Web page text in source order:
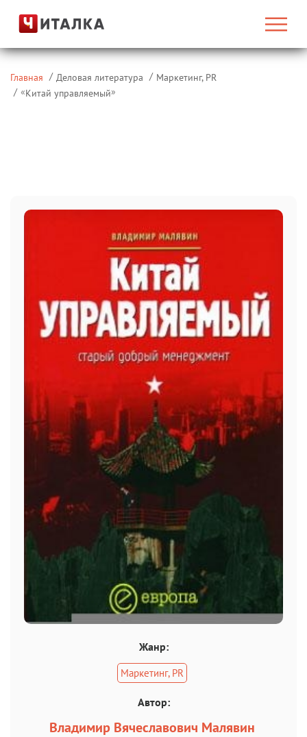
Главная Деловая литература
Маркетинг, PR
«Китай управляемый»
Жанр:
Маркетинг, PR
Автор:
Владимир Вячеславович Малявин